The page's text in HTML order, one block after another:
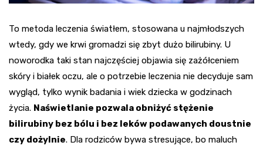
To metoda leczenia światłem, stosowana u najmłodszych
wtedy, gdy we krwi gromadzi się zbyt dużo bilirubiny. U
noworodka taki stan najczęściej objawia się zażółceniem
skóry i białek oczu, ale o potrzebie leczenia nie decyduje sam
wygląd, tylko wynik badania i wiek dziecka w godzinach
życia. Naświetlanie pozwala obniżyć stężenie
bilirubiny bez bólu i bez leków podawanych doustnie
czy dożylnie. Dla rodziców bywa stresujące, bo maluch